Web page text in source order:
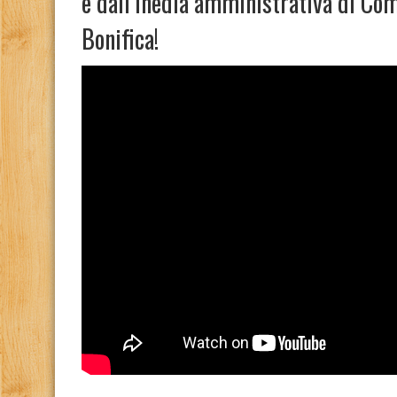
Bonifica!